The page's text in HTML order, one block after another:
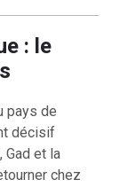
: le
pays de
décisif
Gad et la
chez